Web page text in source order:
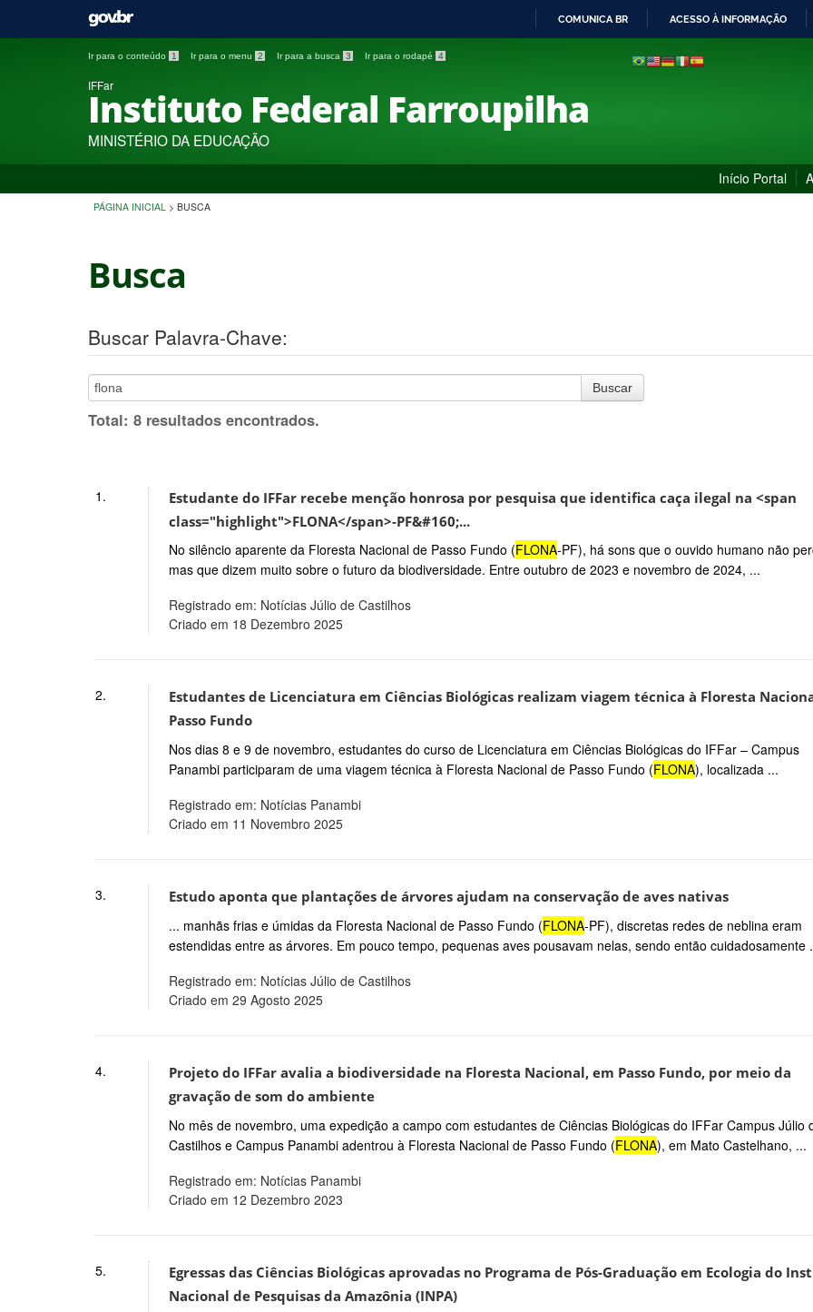
PARA
COMUNICA BR ACESSO À INFORMAÇÃO
Ir para o conteúdo 1 Ir para o menu 2 Ir para a busca 3 Ir para o rodapé 4
IFFar
Instituto Federal Farroupilha
MINISTÉRIO DA EDUCAÇÃO
Início Portal
PÁGINA INICIAL > BUSCA
Busca
Buscar Palavra-Chave:
Buscar
Total: 8 resultados encontrados.
Estudante do IFFar recebe menção honrosa por pesquisa que identifica caça ilegal na <span
class="highlight">FLONA</span>-PF&#160;...
No silêncio aparente da Floresta Nacional de Passo Fundo (FLONA-PF), há sons que o ouvido humano não
mas que dizem muito sobre o futuro da biodiversidade. Entre outubro de 2023 e novembro de 2024, ...
Registrado em: Notícias Júlio de Castilhos
Criado em 18 Dezembro 2025
1.
Estudantes de Licenciatura em Ciências Biológicas realizam viagem técnica à Floresta
Passo Fundo
Nos dias 8 e 9 de novembro, estudantes do curso de Licenciatura em Ciências Biológicas do IFFar – Campus
Panambi participaram de uma viagem técnica à Floresta Nacional de Passo Fundo (FLONA), localizada ...
Registrado em: Notícias Panambi
Criado em 11 Novembro 2025
2.
Estudo aponta que plantações de árvores ajudam na conservação de aves nativas
... manhãs frias e úmidas da Floresta Nacional de Passo Fundo (FLONA-PF), discretas redes de neblina eram
estendidas entre as árvores. Em pouco tempo, pequenas aves pousavam nelas, sendo então cuidadosamente
Registrado em: Notícias Júlio de Castilhos
Criado em 29 Agosto 2025
3.
Projeto do IFFar avalia a biodiversidade na Floresta Nacional, em Passo Fundo, por meio da
gravação de som do ambiente
No mês de novembro, uma expedição a campo com estudantes de Ciências Biológicas do IFFar Campus Júlio
Castilhos e Campus Panambi adentrou à Floresta Nacional de Passo Fundo (FLONA), em Mato Castelhano, ...
Registrado em: Notícias Panambi
Criado em 12 Dezembro 2023
4.
Egressas das Ciências Biológicas aprovadas no Programa de Pós-Graduação em Ecologia do
Nacional de Pesquisas da Amazônia (INPA)
5.